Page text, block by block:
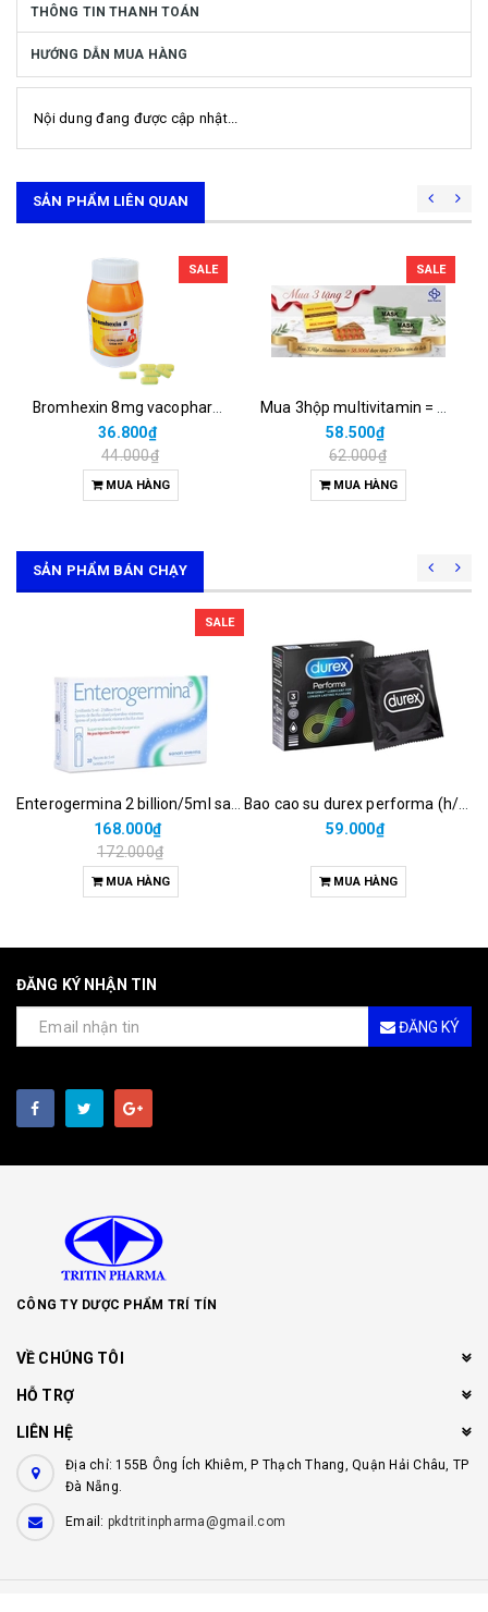
THÔNG TIN THANH TOÁN
HƯỚNG DẪN MUA HÀNG
Nội dung đang được cập nhật...
SẢN PHẨM LIÊN QUAN
SALE
36.800₫
44.000₫
MUA HÀNG
SALE
58.500₫
62.000₫
MUA HÀNG
SẢN PHẨM BÁN CHẠY
SALE
168.000₫
172.000₫
MUA HÀNG
59.000₫
MUA HÀNG
ĐĂNG KÝ NHẬN TIN
ĐĂNG KÝ
CÔNG TY DƯỢC PHẨM TRÍ TÍN
VỀ CHÚNG TÔI
HỖ TRỢ
LIÊN HỆ
Địa chỉ: 155B Ông Ích Khiêm, P Thạch Thang, Quận Hải Châu, TP
Đà Nẵng.
Email: pkdtritinpharma@gmail.com